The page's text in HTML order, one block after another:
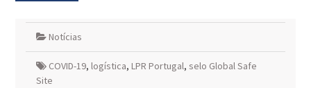
Notícias
COVID-19, logística, LPR Portugal, selo Global Safe
Site